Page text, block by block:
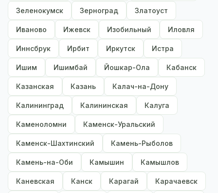
Зеленокумск Зерноград Златоуст
Иваново Ижевск Изобильный Иловля
Иннсбрук Ирбит Иркутск Истра
Ишим Ишимбай Йошкар-Ола Кабанск
Казанская Казань Калач-на-Дону
Калининград Калининская Калуга
Каменоломни Каменск-Уральский
Каменск-Шахтинский Камень-Рыболов
Камень-на-Оби Камышин Камышлов
Каневская Канск Карагай Карачаевск